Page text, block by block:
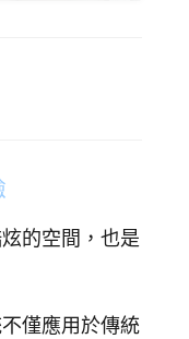
的空間，也是
僅應用於傳統